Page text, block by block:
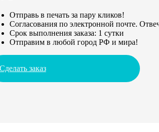
Отправь в печать за пару кликов!
Согласования по электронной почте.
Срок выполнения заказа: 1 сутки
Отправим в любой город РФ и мира!
Сделать заказ